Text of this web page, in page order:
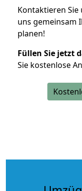
Kontaktieren Sie
uns gemeinsam
planen!
Füllen Sie jetzt
Sie kostenlose